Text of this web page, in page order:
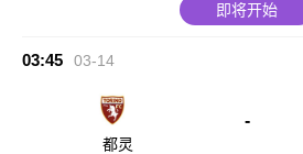
即将开始
03:45 03-14
都灵
-